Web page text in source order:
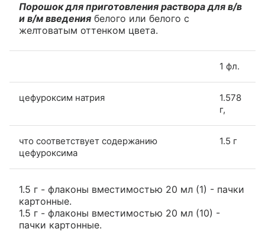
Порошок для приготовления раствора для в/в
и в/м введения белого или белого с
желтоватым оттенком цвета.
1 фл.
цефуроксим натрия
1.578
г,
что соответствует содержанию
цефуроксима
1.5 г
1.5 г - флаконы вместимостью 20 мл (1) - пачки
картонные.
1.5 г - флаконы вместимостью 20 мл (10) -
пачки картонные.